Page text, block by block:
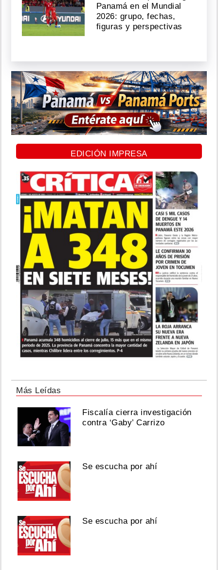
Panamá en el Mundial
2026: grupo, fechas,
figuras y perspectivas
EDICIÓN IMPRESA
Más Leídas
Fiscalía cierra investigación
contra ‘Gaby’ Carrizo
Se escucha por ahí
Se escucha por ahí